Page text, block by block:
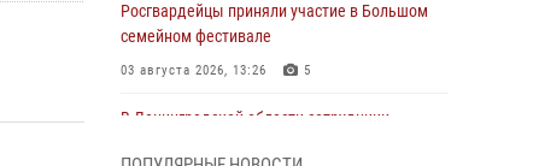
Росгвардейцы приняли участие в Большом
семейном фестивале
03 августа 2026, 13:26 5
В Ленинградской области сотрудники